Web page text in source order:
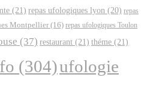
(21) repas ufologiques lyon (20) repas
Montpellier (16) repas ufologiques Toulon
(37) restaurant (21) théme (21)
(304)ufologie